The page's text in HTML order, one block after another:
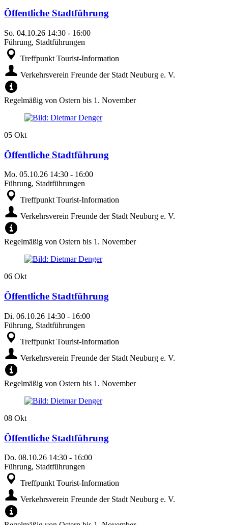
Öffentliche Stadtführung
So. 04.10.26 14:30 - 16:00
Führung, Stadtführungen
Treffpunkt Tourist-Information
Verkehrsverein Freunde der Stadt Neuburg e. V.
Regelmäßig von Ostern bis 1. November
05 Okt
Öffentliche Stadtführung
Mo. 05.10.26 14:30 - 16:00
Führung, Stadtführungen
Treffpunkt Tourist-Information
Verkehrsverein Freunde der Stadt Neuburg e. V.
Regelmäßig von Ostern bis 1. November
06 Okt
Öffentliche Stadtführung
Di. 06.10.26 14:30 - 16:00
Führung, Stadtführungen
Treffpunkt Tourist-Information
Verkehrsverein Freunde der Stadt Neuburg e. V.
Regelmäßig von Ostern bis 1. November
08 Okt
Öffentliche Stadtführung
Do. 08.10.26 14:30 - 16:00
Führung, Stadtführungen
Treffpunkt Tourist-Information
Verkehrsverein Freunde der Stadt Neuburg e. V.